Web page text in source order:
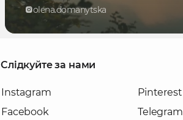
olena.domanytska
Слідкуйте за нами
Instagram
Facebook
Pinterest
Telegram